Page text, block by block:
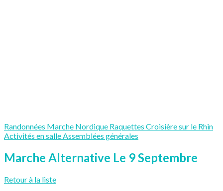
Randonnées Marche Nordique Raquettes Croisière sur le Rhin
Activités en salleAssemblées générales
Marche Alternative Le 9 Septembre
Retour à la liste